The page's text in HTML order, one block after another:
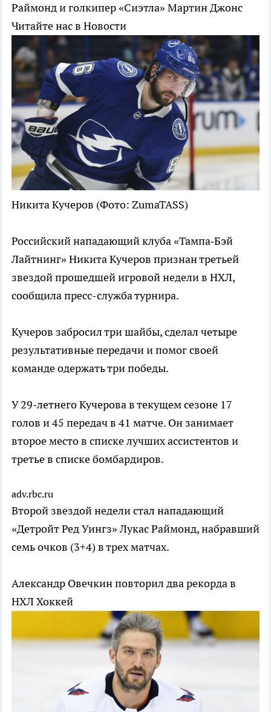
Раймонд и голкипер «Сиэтла» Мартин Джонс
Читайте нас в Новости
Никита Кучеров (Фото: ZumaTASS)
Российский нападающий клуба «Тампа‑Бэй
Лайтнинг» Никита Кучеров признан третьей
звездой прошедшей игровой недели в НХЛ,
сообщила пресс-служба турнира.
Кучеров забросил три шайбы, сделал четыре
результативные передачи и помог своей
команде одержать три победы.
У 29-летнего Кучерова в текущем сезоне 17
голов и 45 передач в 41 матче. Он занимает
второе место в списке лучших ассистентов и
третье в списке бомбардиров.
adv.rbc.ru
Второй звездой недели стал нападающий
«Детройт Ред Уингз» Лукас Раймонд, набравший
семь очков (3+4) в трех матчах.
Александр Овечкин повторил два рекорда в
НХЛХоккей